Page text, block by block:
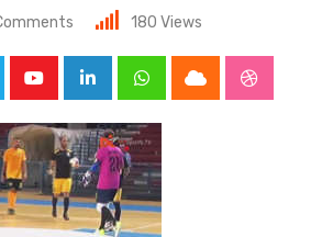
180 Views
LinkedInWhatsappCloud